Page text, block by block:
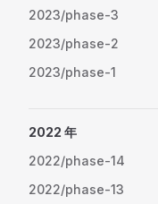
2023/phase-3
2023/phase-2
2023/phase-1
2022 年
2022/phase-14
2022/phase-13